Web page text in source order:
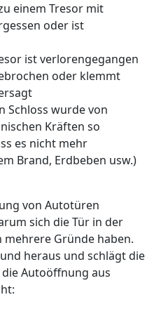
einem Tresor mit
oder ist
ist verlorengegangen
oder klemmt
Schloss wurde von
Kräften so
es nicht mehr
Brand, Erdbeben usw.)
von Autotüren
sich die Tür in der
Gründe haben.
heraus und schlägt die
Autoöffnung aus